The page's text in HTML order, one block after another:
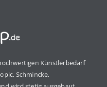
Künstlerbedarf
Schmincke,